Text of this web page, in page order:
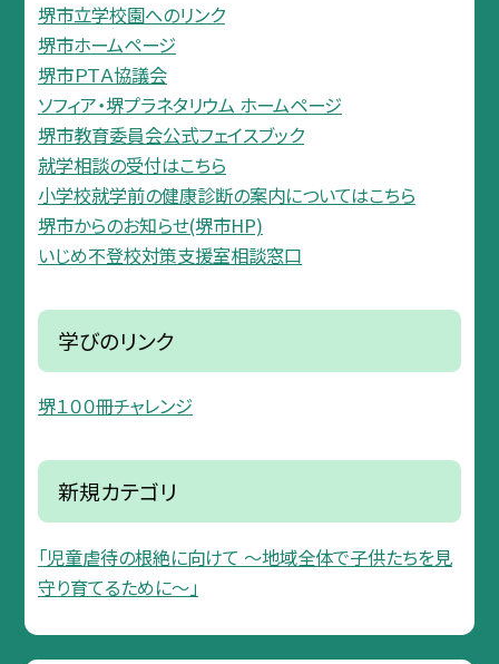
堺市立学校園へのリンク
堺市ホームページ
堺市ＰＴＡ協議会
ソフィア・堺プラネタリウム ホームページ
堺市教育委員会公式フェイスブック
就学相談の受付はこちら
小学校就学前の健康診断の案内についてはこちら
堺市からのお知らせ(堺市HP)
いじめ不登校対策支援室相談窓口
学びのリンク
堺１００冊チャレンジ
新規カテゴリ
「児童虐待の根絶に向けて 〜地域全体で子供たちを見
守り育てるために〜」